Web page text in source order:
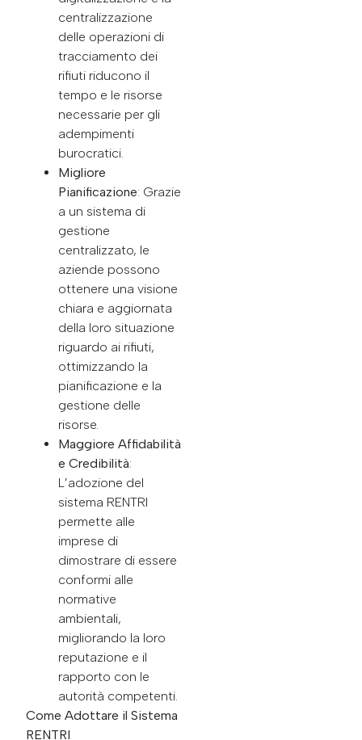
centralizzazione
delle operazioni di
tracciamento dei
rifiuti riducono il
tempo e le risorse
necessarie per gli
adempimenti
burocratici.
Migliore
Pianificazione: Grazie
a un sistema di
gestione
centralizzato, le
aziende possono
ottenere una visione
chiara e aggiornata
della loro situazione
riguardo ai rifiuti,
ottimizzando la
pianificazione e la
gestione delle
risorse.
Maggiore Affidabilità
e Credibilità:
L’adozione del
sistema RENTRI
permette alle
imprese di
dimostrare di essere
conformi alle
normative
ambientali,
migliorando la loro
reputazione e il
rapporto con le
autorità competenti.
Come Adottare il Sistema
RENTRI